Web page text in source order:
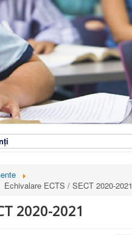
Echivalare ECTS / SECT 2020-2021
2020-2021